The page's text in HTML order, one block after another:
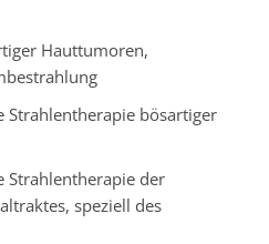
Hauttumoren,
bösartiger
Strahlentherapie der
speziell des